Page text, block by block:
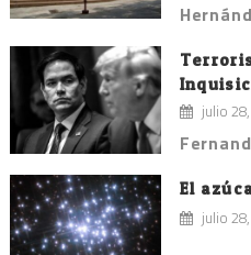
julio
El
julio